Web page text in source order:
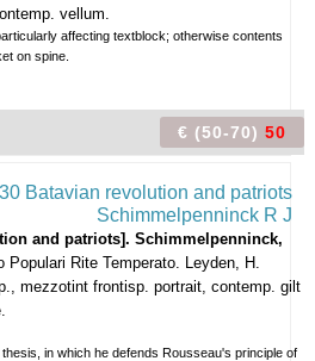
vellum.
affecting textblock; otherwise contents
on spine.
€ (50-70) 50
and patriots]. Schimmelpenninck,
Populari Rite Temperato. Leyden, H.
mezzotint frontisp. portrait, contemp. gilt
in which he defends Rousseau's principle of